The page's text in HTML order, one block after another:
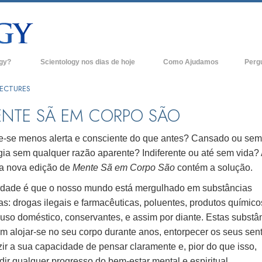
de Scientology
Scientology nos dias de hoje
Novas Igrejas de Scientology
Base em Terra de Flag
Freewinds
A levar Scientology ao Mundo
David Miscavige - Líder Eclesiástico de
Scientology
Como Ajudamos
A
SÃ EM CORPO SÃO
se menos alerta e consciente do que antes? Cansado ou sem
sem qualquer razão aparente? Indiferente ou até sem vida?
nova edição de Mente Sã em Corpo São contém a solução.
é que o nosso mundo está mergulhado em substâncias
drogas ilegais e farmacêuticas, poluentes, produtos
doméstico, conservantes, e assim por diante. Estas
alojar-se no seu corpo durante anos, entorpecer os seus
a sua capacidade de pensar claramente e, pior do que isso,